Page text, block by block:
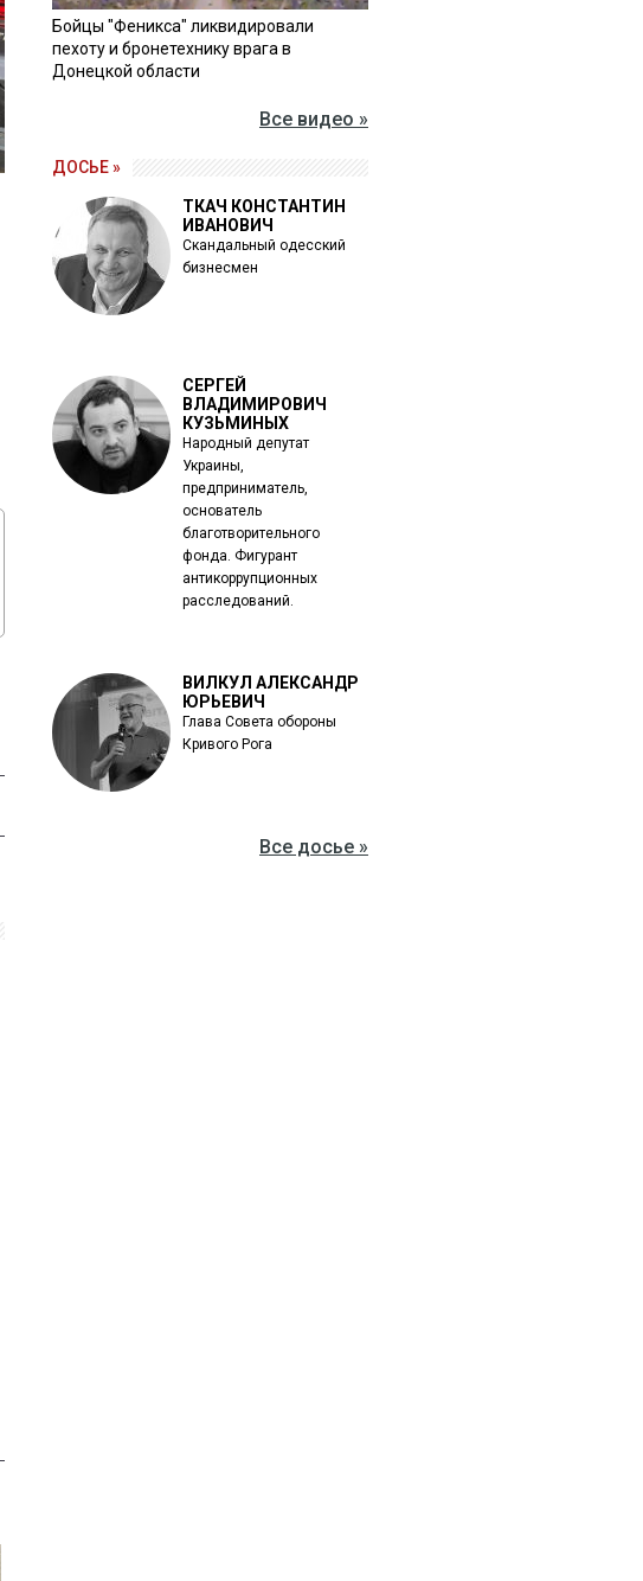
Бойцы "Феникса" ликвидировали
пехоту и бронетехнику врага в
Донецкой области
Все видео »
ДОСЬЕ »
ТКАЧ КОНСТАНТИН
ИВАНОВИЧ
Скандальный одесский
бизнесмен
СЕРГЕЙ
ВЛАДИМИРОВИЧ
КУЗЬМИНЫХ
Народный депутат
Украины,
предприниматель,
основатель
благотворительного
фонда. Фигурант
антикоррупционных
расследований.
ВИЛКУЛ АЛЕКСАНДР
ЮРЬЕВИЧ
Глава Совета обороны
Кривого Рога
Все досье »